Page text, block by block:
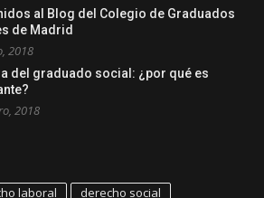
al Blog del Colegio de Graduados
de Madrid
2018
del graduado social: ¿por qué es
2018
laboral derecho social